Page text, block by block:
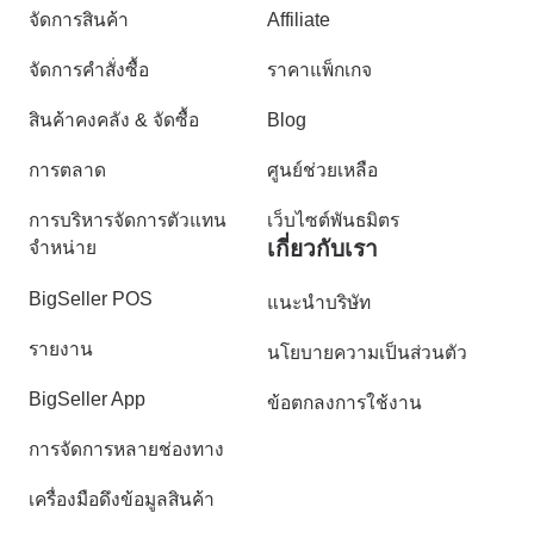
จัดการสินค้า
จัดการคำสั่งซื้อ
สินค้าคงคลัง & จัดซื้อ
การตลาด
การบริหารจัดการตัวแทน
จำหน่าย
BigSeller POS
รายงาน
BigSeller App
การจัดการหลายช่องทาง
เครื่องมือดึงข้อมูลสินค้า
Affiliate
ราคาแพ็กเกจ
Blog
ศูนย์ช่วยเหลือ
เว็บไซต์พันธมิตร
เกี่ยวกับเรา
แนะนำบริษัท
นโยบายความเป็นส่วนตัว
ข้อตกลงการใช้งาน